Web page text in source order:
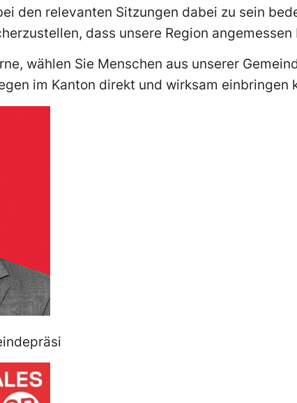
den relevanten Sitzungen dabei zu sein
dass unsere Region
wählen Sie Menschen aus unserer
im Kanton direkt und wirksam einbringen